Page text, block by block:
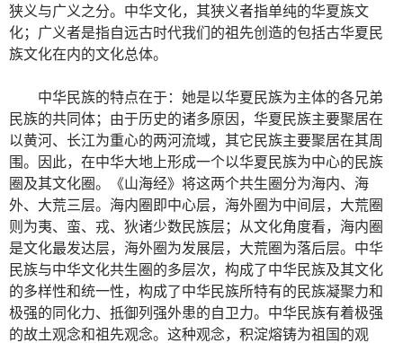
狭义与广义之分。中华文化，其狭义者指单纯的华夏族文
化；广义者是指自远古时代我们的祖先创造的包括古华夏民
族文化在内的文化总体。
中华民族的特点在于：她是以华夏民族为主体的各兄弟
民族的共同体；由于历史的诸多原因，华夏民族主要聚居在
以黄河、长江为重心的两河流域，其它民族主要聚居在其周
围。因此，在中华大地上形成一个以华夏民族为中心的民族
圈及其文化圈。《山海经》将这两个共生圈分为海内、海
外、大荒三层。海内圈即中心层，海外圈为中间层，大荒圈
则为夷、蛮、戎、狄诸少数民族层；从文化角度看，海内圈
是文化最发达层，海外圈为发展层，大荒圈为落后层。中华
民族与中华文化共生圈的多层次，构成了中华民族及其文化
的多样性和统一性，构成了中华民族所特有的民族凝聚力和
极强的同化力、抵御列强外患的自卫力。中华民族有着极强
的故土观念和祖先观念。这种观念，积淀熔铸为祖国的观